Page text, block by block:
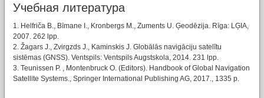
Учебная литературa
1. Helfriča B., Bīmane I., Kronbergs M., Zuments U. Ģeodēzija. Rīga: LĢIA,
2007. 262 lpp.
2. Žagars J., Zvirgzds J., Kaminskis J. Globālās navigāciju satelītu
sistēmas (GNSS). Ventspils: Ventspils Augstskola, 2014. 231 lpp.
3. Teunissen P. , Montenbruck O. (Editors). Handbook of Global Navigation
Satellite Systems., Springer International Publishing AG, 2017., 1335 p.